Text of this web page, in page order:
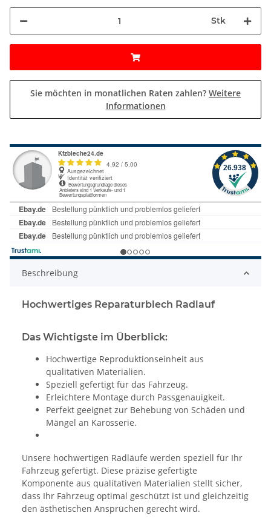
Stk
Sie möchten in monatlichen Raten zahlen? Weitere
Informationen
Beschreibung
Hochwertiges Reparaturblech Radlauf
Das Wichtigste im Überblick:
Hochwertige Reproduktionseinheit aus
qualitativen Materialien.
Speziell gefertigt für das Fahrzeug.
Erleichtere Montage durch Passgenauigkeit.
Perfekt geeignet zur Behebung von Schäden und
Mängel an Karosserie.
Unsere hochwertigen Radläufe werden speziell für Ihr
Fahrzeug gefertigt. Diese präzise gefertigte
Komponente aus qualitativen Materialien stellt sicher,
dass Ihr Fahrzeug optimal geschützt ist und gleichzeitig
den ästhetischen Ansprüchen gerecht wird.